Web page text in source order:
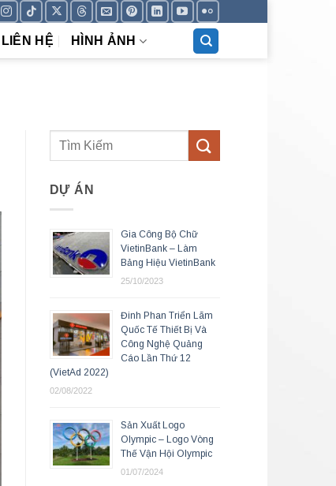
LIÊN HỆ HÌNH ẢNH
DỰ ÁN
Gia Công Bộ Chữ
VietinBank – Làm
Bảng Hiệu VietinBank
25/10/2023
Đinh Phan Triển Lãm
Quốc Tế Thiết Bị Và
Công Nghệ Quảng
Cáo Lần Thứ 12
(VietAd 2022)
02/08/2022
Sản Xuất Logo
Olympic – Logo Vòng
Thế Vận Hội Olympic
01/07/2024